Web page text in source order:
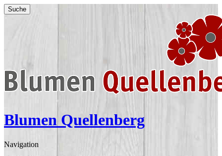
Suche
Blumen Quellenberg
Navigation